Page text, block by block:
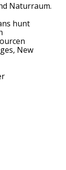
Naturraum.
hunt
New